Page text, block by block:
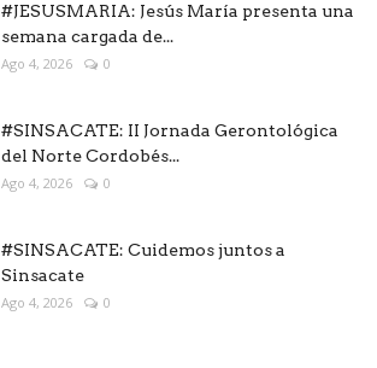
#JESUSMARIA: Jesús María presenta una
semana cargada de...
Ago 4, 2026 0
#SINSACATE: II Jornada Gerontológica
del Norte Cordobés...
Ago 4, 2026 0
#SINSACATE: Cuidemos juntos a
Sinsacate
Ago 4, 2026 0